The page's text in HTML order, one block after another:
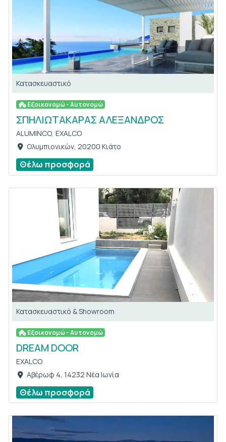
Κατασκευαστικό
Εξοικονομώ - Αυτονομώ
ΣΠΗΛΙΩΤΑΚΑΡΑΣ ΑΛΕΞΑΝΔΡΟΣ
ALUMINCO, EXALCO
Ολυμπιονικών, 20200 Κιάτο
Θέλω προσφορά
Κατασκευαστικό & Showroom
Εξοικονομώ - Αυτονομώ
DREAM DOOR
EXALCO
Αβέρωφ 4, 14232 Νέα Ιωνία
Θέλω προσφορά